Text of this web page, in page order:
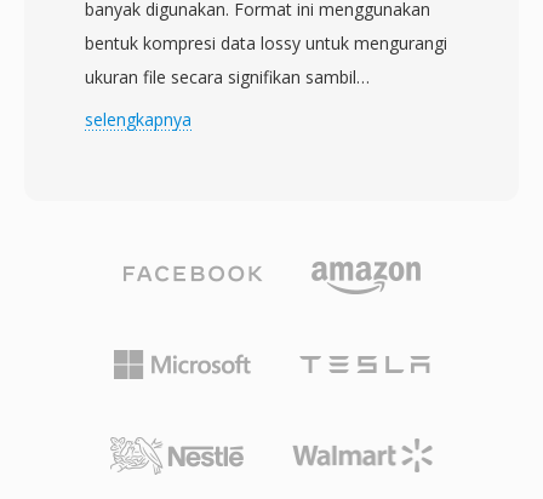
algoritmik terendah dari codec audio
mainstream mana pun. Tiga keunggulan
membuat Opus sangat menarik. Format ini
sepenuhnya bebas royalti dan open-source,
setengah bitrate MP3 dan mengalahkan AAC
pada rate yang setara. Dan latensi rendahnya
sehingga setiap browser modern dilengkapi
Zoom, dan YouTube semuanya mengandalkan
Opus untuk audio real-time.
banyak digunakan. Format ini menggunakan
bentuk kompresi data lossy untuk mengurangi
ukuran file secara signifikan sambil
mempertahankan kualitas suara mendekati CD,
sebagai bagian dari spesifikasi MPEG-1. File
umumnya berkisar dari 128 kbps hingga 320
kbps, memungkinkan pengguna
audio. Kompresi yang efisien, kompatibilitas
selengkapnya